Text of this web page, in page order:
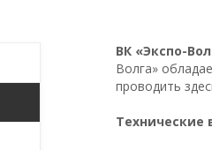
ВК «Экспо-
Волга»
проводить
Технические